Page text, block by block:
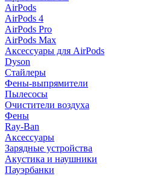
AirPods
AirPods 4
AirPods Pro
AirPods Max
Аксессуары для AirPods
Dyson
Стайлеры
Фены-выпрямители
Пылесосы
Очистители воздуха
Фены
Ray-Ban
Аксессуары
Зарядные устройства
Акустика и наушники
Пауэрбанки